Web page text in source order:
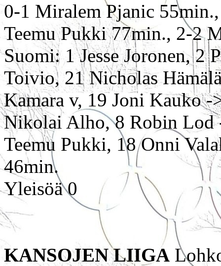
0-1 Miralem Pjanic
Teemu Pukki 77min., 2-2
Suomi: 1 Jesse Joronen, 2
Toivio, 21 Nicholas
Kamara v, 19 Joni Kauko
Nikolai Alho, 8 Robin Lod
Teemu Pukki, 18 Onni
46min.
Yleisöä 0
KANSOJEN LIIGA